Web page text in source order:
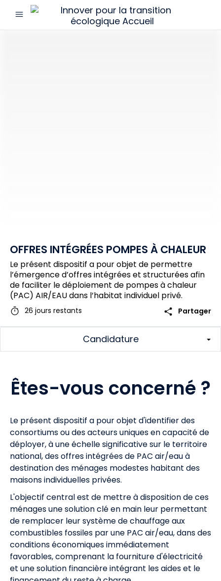
menu
Innover
OFFRES INTÉGRÉES POMPES À CHALEUR
Le présent dispositif a pour objet de permettre
l’émergence d’offres intégrées et structurées afin
de faciliter le déploiement de pompes à chaleur
(PAC) AIR/EAU dans l’habitat individuel privé.
timer 26 jours restants share Partager
Candidature
Êtes-vous concerné ?
Le présent dispositif a pour objet d'identifier des
consortiums ou des acteurs uniques en capacité de
déployer, à une échelle significative sur le territoire
national, des offres intégrées de PAC air/eau à
destination des ménages modestes habitant des
maisons individuelles privées.
L'objectif central est de mettre à disposition de ces
ménages une solution clé en main leur permettant
de remplacer leur système de chauffage aux
combustibles fossiles par une PAC air/eau, dans des
conditions économiques immédiatement
favorables, comprenant la fourniture d'électricité
et une solution financière intégrant les aides et le